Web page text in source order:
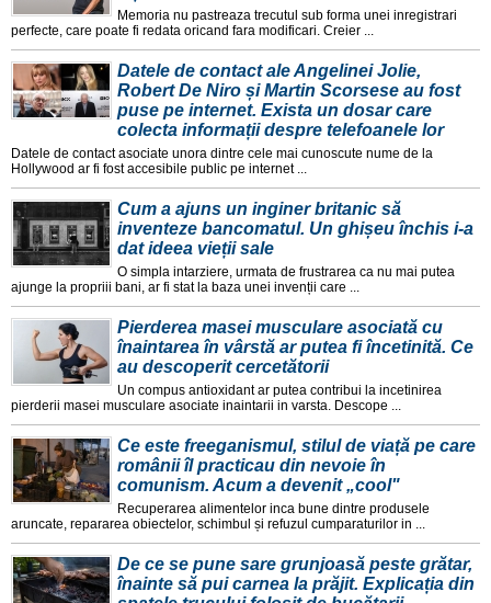
Memoria nu pastreaza trecutul sub forma unei inregistrari
perfecte, care poate fi redata oricand fara modificari. Creier ...
Datele de contact ale Angelinei Jolie,
Robert De Niro și Martin Scorsese au fost
puse pe internet. Exista un dosar care
colecta informații despre telefoanele lor
Datele de contact asociate unora dintre cele mai cunoscute nume de la
Hollywood ar fi fost accesibile public pe internet ...
Cum a ajuns un inginer britanic să
inventeze bancomatul. Un ghișeu închis i-a
dat ideea vieții sale
O simpla intarziere, urmata de frustrarea ca nu mai putea
ajunge la propriii bani, ar fi stat la baza unei invenții care ...
Pierderea masei musculare asociată cu
înaintarea în vârstă ar putea fi încetinită. Ce
au descoperit cercetătorii
Un compus antioxidant ar putea contribui la incetinirea
pierderii masei musculare asociate inaintarii in varsta. Descope ...
Ce este freeganismul, stilul de viață pe care
românii îl practicau din nevoie în
comunism. Acum a devenit „cool"
Recuperarea alimentelor inca bune dintre produsele
aruncate, repararea obiectelor, schimbul și refuzul cumparaturilor in ...
De ce se pune sare grunjoasă peste grătar,
înainte să pui carnea la prăjit. Explicația din